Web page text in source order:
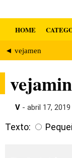
HOME
◄ vejamen
V - abril 17, 2019
Texto: